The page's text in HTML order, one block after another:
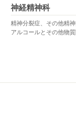
神経精神科
精神分裂症、その他精
アルコールとその他物